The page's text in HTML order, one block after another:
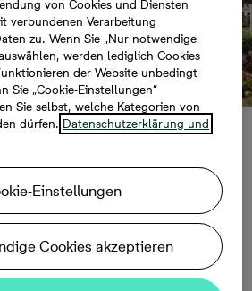
für 36 neue
in
von Cookies und Diensten
verbundenen Verarbeitung
zu. Wenn Sie „Nur notwendige
werden lediglich Cookies
der Website unbedingt
Sie „Cookie-Einstellungen“
Sie selbst, welche Kategorien von
dürfen. Datenschutzerklärung und
Einstellungen
Cookies akzeptieren